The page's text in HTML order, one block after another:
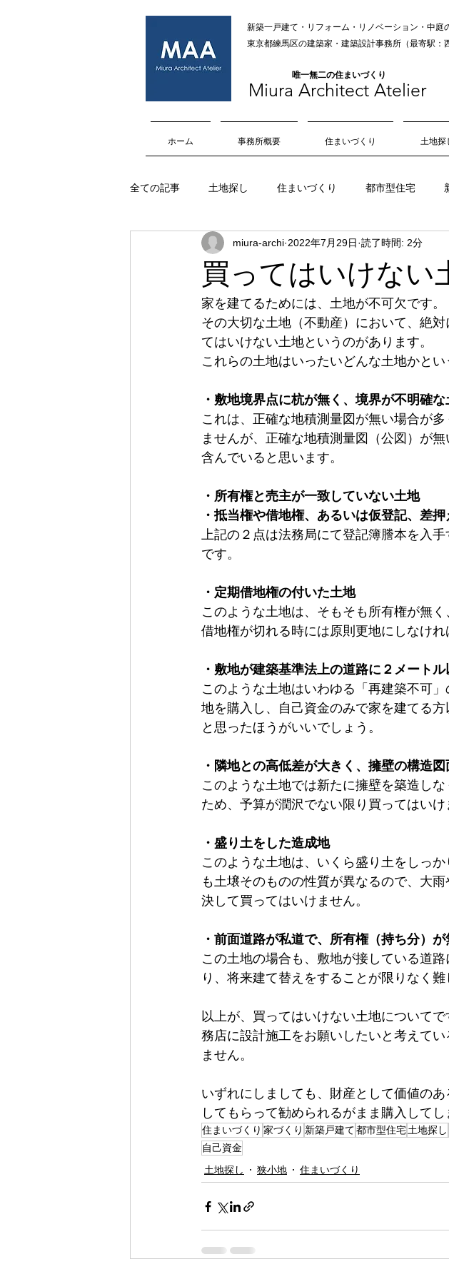
新築一戸建て・リフォーム・リノベーション・中
東京都練馬区の建築家・建築設計事務所（最寄駅：
Miura Architect Atelier
​唯一無二の住まいづくり
ホーム 事務所概要 住まいづくり 土地探
全ての記事 土地探し 住まいづくり 都市型住宅
オープンハウス 内部空間 狭小地 不動産
マイホーム 車庫 吹き抜け 中庭
屋根材 板金工事
買ってはいけない
miura-archi 2022年7月29日 読了時間: 2分
家を建てるためには、土地が不可欠です。
その大切な土地（不動産）において、絶
てはいけない土地というのがあります。
これらの土地はいったいどんな土地かとい
・敷地境界点に杭が無く、境界が不明確な
これは、正確な地積測量図が無い場合が
ませんが、正確な地積測量図（公図）が
含んでいると思います。
・所有権と売主が一致していない土地
・抵当権や借地権、あるいは仮登記、差
上記の２点は法務局にて登記簿謄本を入
です。
・定期借地権の付いた土地
このような土地は、そもそも所有権が無
借地権が切れる時には原則更地にしなけ
・敷地が建築基準法上の道路に２メート
このような土地はいわゆる「再建築不可
地を購入し、自己資金のみで家を建てる
と思ったほうがいいでしょう。
・隣地との高低差が大きく、擁壁の構造
このような土地では新たに擁壁を築造し
ため、予算が潤沢でない限り買ってはいけ
・盛り土をした造成地
このような土地は、いくら盛り土をしっ
も土壌そのものの性質が異なるので、大
決して買ってはいけません。
・前面道路が私道で、所有権（持ち分）
この土地の場合も、敷地が接している道
り、将来建て替えをすることが限りなく
以上が、買ってはいけない土地について
務店に設計施工をお願いしたいと考えてい
ません。
いずれにしましても、財産として価値の
してもらって勧められるがまま購入してし
住まいづくり 家づくり 新築戸建て都市型住宅土地探し
自己資金
土地探し
狭小地 住まいづくり